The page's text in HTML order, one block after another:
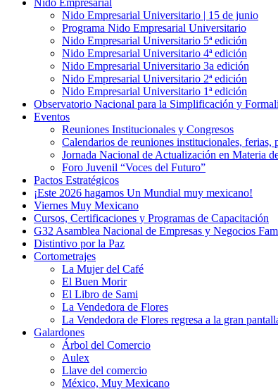
Nido Empresarial
Nido Empresarial Universitario | 15 de junio
Programa Nido Empresarial Universitario
Nido Empresarial Universitario 5ª edición
Nido Empresarial Universitario 4ª edición
Nido Empresarial Universitario 3a edición
Nido Empresarial Universitario 2ª edición
Nido Empresarial Universitario 1ª edición
Observatorio Nacional para la Simplificación y
Eventos
Reuniones Institucionales y Congresos
Calendarios de reuniones institucionales, ferias,
Jornada Nacional de Actualización en Materia
Foro Juvenil “Voces del Futuro”
Pactos Estratégicos
¡Este 2026 hagamos Un Mundial muy mexicano!
Viernes Muy Mexicano
Cursos, Certificaciones y Programas de Capacitación
G32 Asamblea Nacional de Empresas y Negocios
Distintivo por la Paz
Cortometrajes
La Mujer del Café
El Buen Morir
El Libro de Sami
La Vendedora de Flores
La Vendedora de Flores regresa a la gran
Galardones
Árbol del Comercio
Aulex
Llave del comercio
México, Muy Mexicano